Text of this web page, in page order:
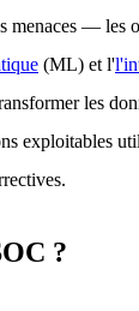
menaces — les
(ML) et l'
les
exploitables
?